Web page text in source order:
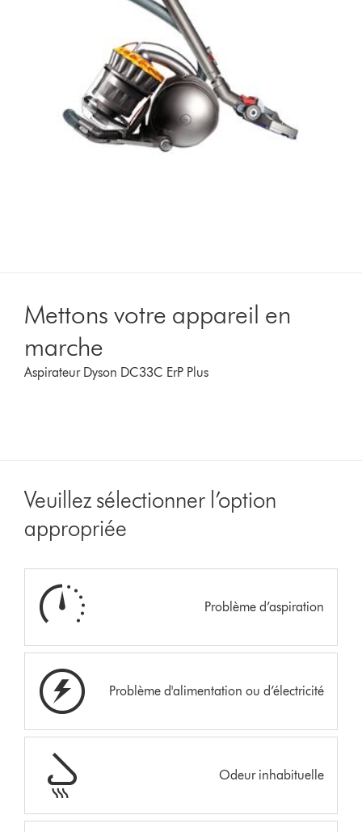
Mettons votre appareil en
marche
Aspirateur Dyson DC33C ErP Plus
Veuillez sélectionner l’option
appropriée
Problème d’aspiration
Problème d'alimentation ou d’électricité
Odeur inhabituelle